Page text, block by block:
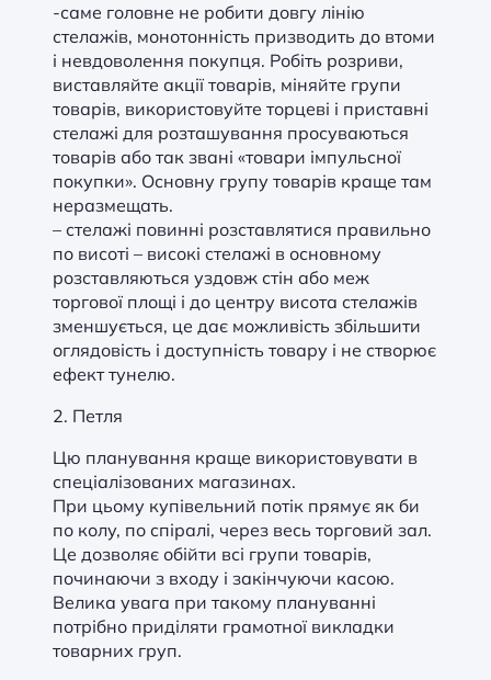
-саме головне не робити довгу лінію
стелажів, монотонність призводить до втоми
і невдоволення покупця. Робіть розриви,
виставляйте акції товарів, міняйте групи
товарів, використовуйте торцеві і приставні
стелажі для розташування просуваються
товарів або так звані «товари імпульсної
покупки». Основну групу товарів краще там
неразмещать.
– стелажі повинні розставлятися правильно
по висоті – високі стелажі в основному
розставляються уздовж стін або меж
торгової площі і до центру висота стелажів
зменшується, це дає можливість збільшити
оглядовість і доступність товару і не створює
ефект тунелю.
2. Петля
Цю планування краще використовувати в
спеціалізованих магазинах.
При цьому купівельний потік прямує як би
по колу, по спіралі, через весь торговий зал.
Це дозволяє обійти всі групи товарів,
починаючи з входу і закінчуючи касою.
Велика увага при такому плануванні
потрібно приділяти грамотної викладки
товарних груп.